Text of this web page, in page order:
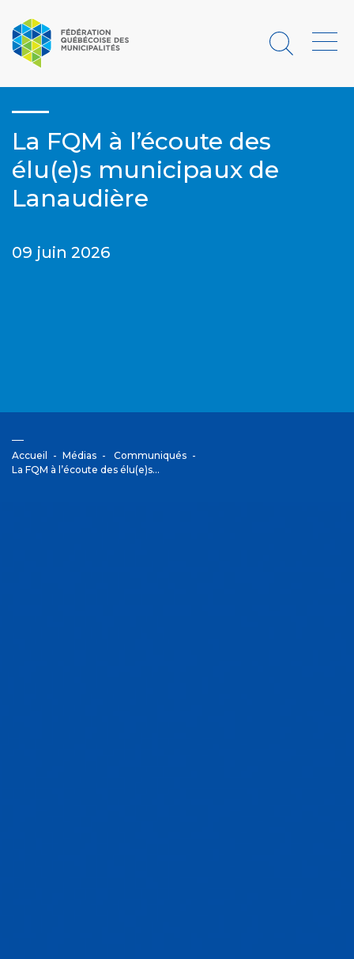
Rechercher
La FQM à l’écoute des
élu(e)s municipaux de
Lanaudière
09 juin 2026
Accueil Médias
Communiqués
La FQM à l’écoute des élu(e)s…